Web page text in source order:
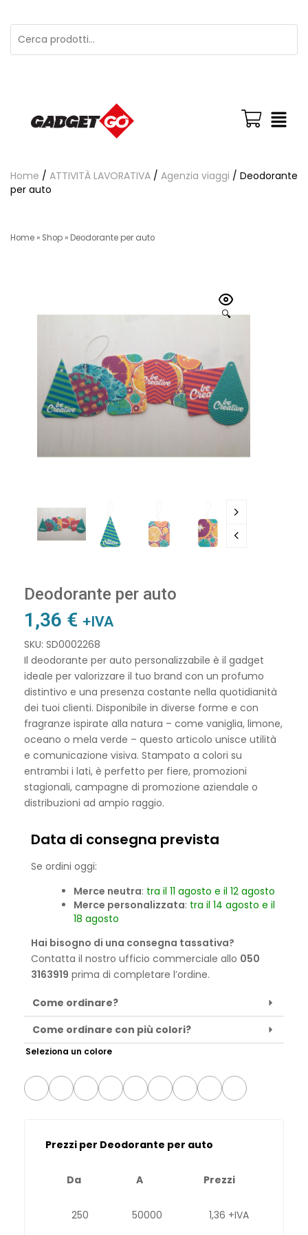
Home / ATTIVITÀ LAVORATIVA / Agenzia viaggi / Deodorante
per auto
Home » Shop » Deodorante per auto
🔍
Deodorante per auto
1,36 € +IVA
SKU: SD0002268
Il deodorante per auto personalizzabile è il gadget
ideale per valorizzare il tuo brand con un profumo
distintivo e una presenza costante nella quotidianità
dei tuoi clienti. Disponibile in diverse forme e con
fragranze ispirate alla natura – come vaniglia, limone,
oceano o mela verde – questo articolo unisce utilità
e comunicazione visiva. Stampato a colori su
entrambi i lati, è perfetto per fiere, promozioni
stagionali, campagne di promozione aziendale o
distribuzioni ad ampio raggio.
Data di consegna prevista
Se ordini oggi:
Merce neutra: tra il 11 agosto e il 12 agosto
Merce personalizzata: tra il 14 agosto e il
18 agosto
Hai bisogno di una consegna tassativa?
Contatta il nostro ufficio commerciale allo 050
3163919 prima di completare l’ordine.
Come ordinare?
Come ordinare con più colori?
Seleziona un colore
Prezzi per Deodorante per auto
Da A Prezzi
250 50000 1,36 +IVA